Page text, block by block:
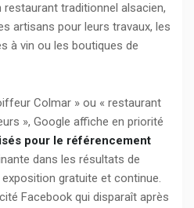
traditionnel alsacien,
artisans pour leurs travaux, les
à vin ou les boutiques de
Colmar » ou « restaurant
», Google affiche en priorité
pour le référencement
dans les résultats de
gratuite et continue.
Facebook qui disparaît après